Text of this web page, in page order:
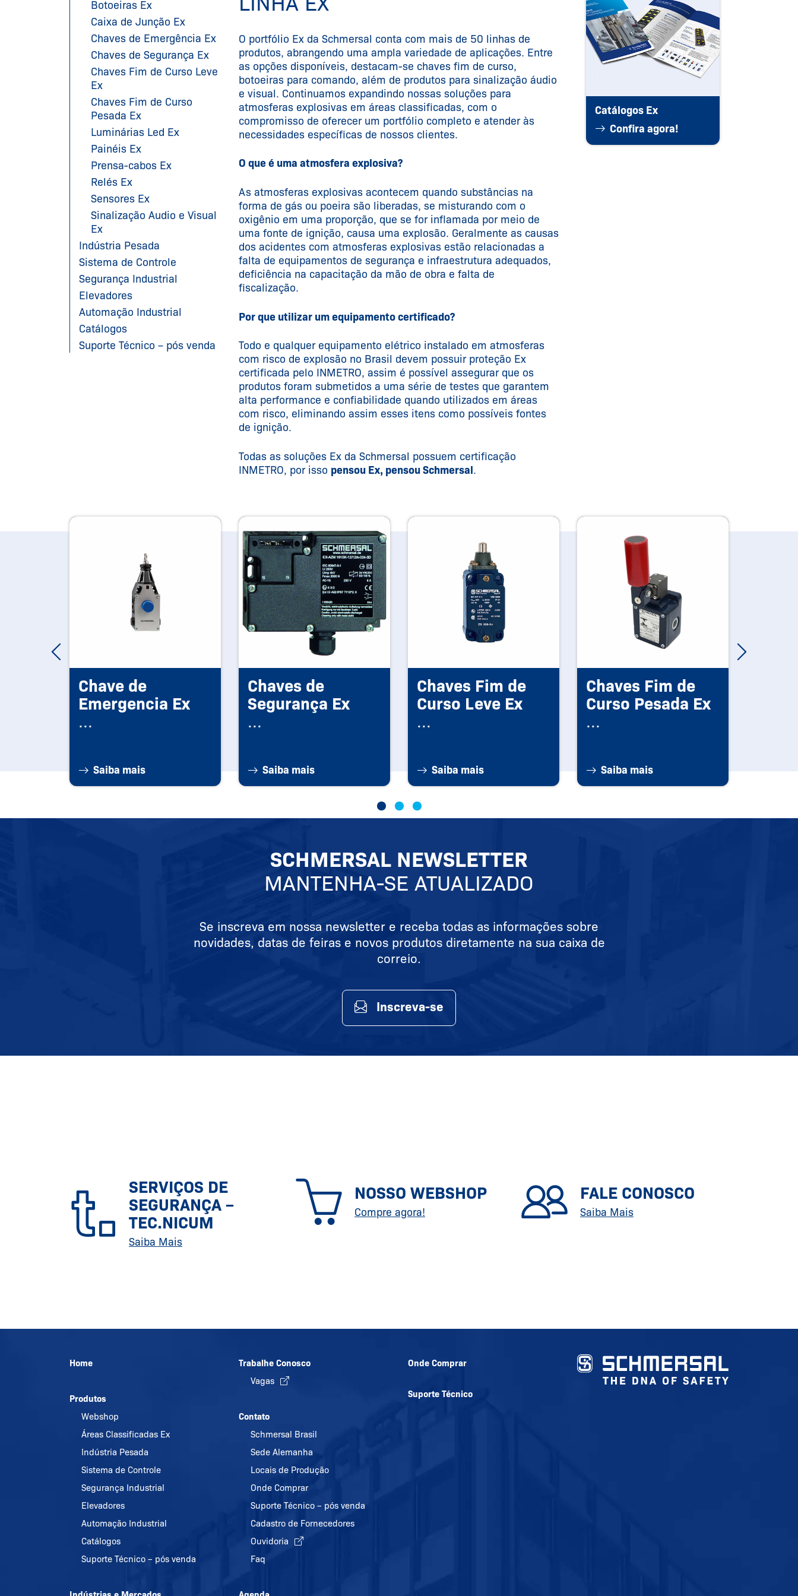
Botoeiras Ex
Caixa de Junção Ex
Chaves de Emergência Ex
Chaves de Segurança Ex
Chaves Fim de Curso Leve
Ex
Chaves Fim de Curso
Pesada Ex
Luminárias Led Ex
Painéis Ex
Prensa-cabos Ex
Relés Ex
Sensores Ex
Sinalização Audio e Visual
Ex
Indústria Pesada
Sistema de Controle
Segurança Industrial
Elevadores
Automação Industrial
Catálogos
Suporte Técnico – pós venda
O portfólio Ex da Schmersal conta com mais de 50 linhas de
produtos, abrangendo uma ampla variedade de aplicações. Entre
as opções disponíveis, destacam-se chaves fim de curso,
botoeiras para comando, além de produtos para sinalização áudio
e visual. Continuamos expandindo nossas soluções para
atmosferas explosivas em áreas classificadas, com o
compromisso de oferecer um portfólio completo e atender às
necessidades específicas de nossos clientes.
O que é uma atmosfera explosiva?
As atmosferas explosivas acontecem quando substâncias na
forma de gás ou poeira são liberadas, se misturando com o
oxigênio em uma proporção, que se for inflamada por meio de
uma fonte de ignição, causa uma explosão. Geralmente as causas
dos acidentes com atmosferas explosivas estão relacionadas a
falta de equipamentos de segurança e infraestrutura adequados,
deficiência na capacitação da mão de obra e falta de
fiscalização.
Por que utilizar um equipamento certificado?
Todo e qualquer equipamento elétrico instalado em atmosferas
com risco de explosão no Brasil devem possuir proteção Ex
certificada pelo INMETRO, assim é possível assegurar que os
produtos foram submetidos a uma série de testes que garantem
alta performance e confiabilidade quando utilizados em áreas
com risco, eliminando assim esses itens como possíveis fontes
de ignição.
Todas as soluções Ex da Schmersal possuem certificação
INMETRO, por isso pensou Ex, pensou Schmersal.
Catálogos Ex
Confira agora!
Chave de
Emergencia Ex
...
Saiba mais
Chaves de
Segurança Ex
...
Saiba mais
Chaves Fim de
Curso Leve Ex
...
Saiba mais
Chaves Fim de
Curso Pesada Ex
...
Saiba mais
SCHMERSAL NEWSLETTER
MANTENHA-SE ATUALIZADO
Se inscreva em nossa newsletter e receba todas as informações sobre
novidades, datas de feiras e novos produtos diretamente na sua caixa de
correio.
Inscreva-se
SERVIÇOS DE
SEGURANÇA –
TEC.NICUM
Saiba Mais
NOSSO WEBSHOP
Compre agora!
FALE CONOSCO
Saiba Mais
Home
Produtos
Webshop
Áreas Classificadas Ex
Indústria Pesada
Sistema de Controle
Segurança Industrial
Elevadores
Automação Industrial
Catálogos
Suporte Técnico – pós venda
Trabalhe Conosco
Vagas
Contato
Schmersal Brasil
Sede Alemanha
Locais de Produção
Onde Comprar
Suporte Técnico – pós venda
Cadastro de Fornecedores
Ouvidoria
Faq
Onde Comprar
Suporte Técnico